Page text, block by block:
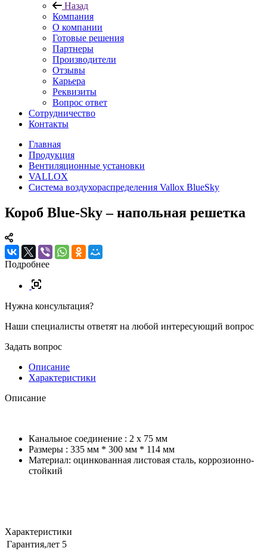
Назад
Компания
О компании
Готовые решения
Партнеры
Производители
Отзывы
Карьера
Реквизиты
Вопрос ответ
Сотрудничество
Контакты
Главная
Продукция
Вентиляционные установки
VALLOX
Система воздухораспределения Vallox BlueSky
Короб Blue-Sky – напольная решетка
Подробнее
Нужна консультация?
Наши специалисты ответят на любой интересующий вопрос
Задать вопрос
Описание
Характеристики
Описание
Канальное соединение : 2 х 75 мм
Размеры : 335 мм * 300 мм * 114 мм
Материал: оцинкованная листовая сталь, коррозионно-
стойкий
Характеристики
Гарантия,лет 5